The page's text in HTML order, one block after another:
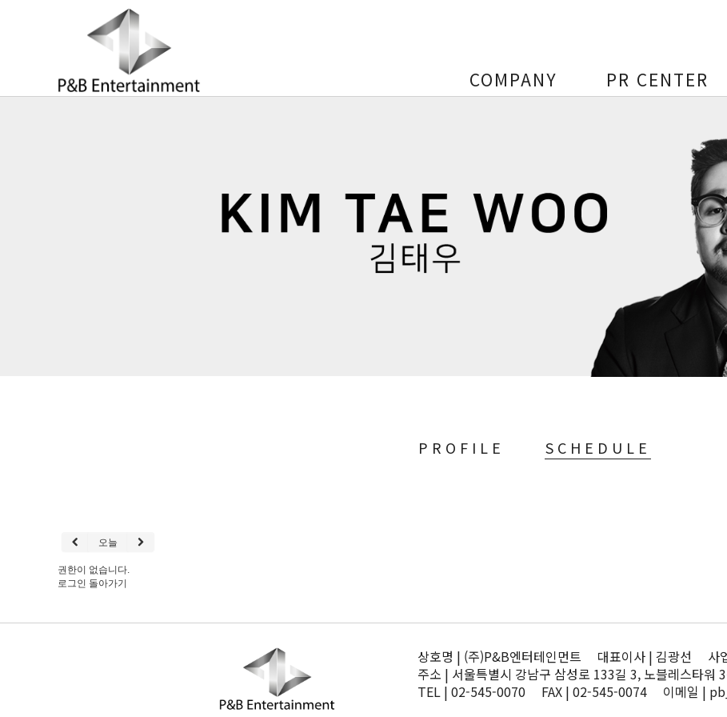
COMPANY PR CENTER
PROFILE SCHEDULE
오늘
권한이 없습니다.
로그인 돌아가기
상호명 | (주)P&B엔터테인먼트 대표이사 | 김광선 사
주소 | 서울특별시 강남구 삼성로 133길 3, 노블레스타워
TEL | 02-545-0070 FAX | 02-545-0074 이메일 |